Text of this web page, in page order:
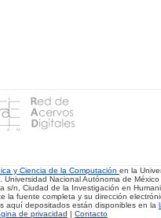
y Ciencia de la Computación en la
Nacional Autónoma de México
n, Ciudad de la Investigación en
fuente completa y su dirección
aquí depositados están disponibles en la
de privacidad | Contacto